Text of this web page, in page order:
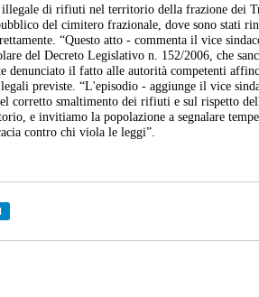
illegale di rifiuti nel territorio della frazione dei
del cimitero frazionale, dove sono stati
“Questo atto - commenta il vice
del Decreto Legislativo n. 152/2006, che
denunciato il fatto alle autorità competenti
previste. “L'episodio - aggiunge il vice
corretto smaltimento dei rifiuti e sul rispetto
e invitiamo la popolazione a segnalare
contro chi viola le leggi”.